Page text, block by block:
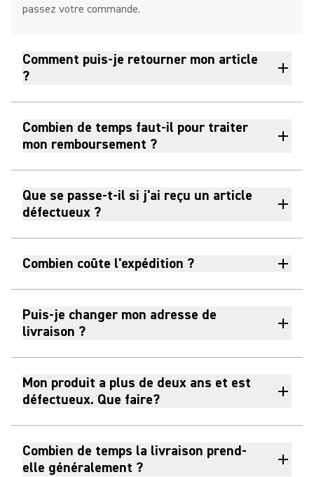
passez votre commande.
Comment puis-je retourner mon article
?
Combien de temps faut-il pour traiter
mon remboursement ?
Que se passe-t-il si j'ai reçu un article
défectueux ?
Combien coûte l'expédition ?
Puis-je changer mon adresse de
livraison ?
Mon produit a plus de deux ans et est
défectueux. Que faire?
Combien de temps la livraison prend-
elle généralement ?